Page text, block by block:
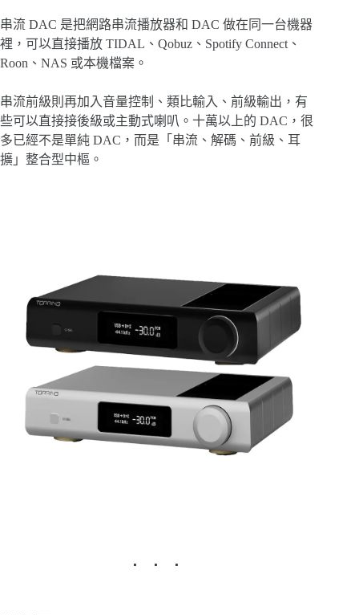
串流 DAC 是把網路串流播放器和 DAC 做在同一台機器
裡，可以直接播放 TIDAL、Qobuz、Spotify Connect、
Roon、NAS 或本機檔案。
串流前級則再加入音量控制、類比輸入、前級輸出，有
些可以直接接後級或主動式喇叭。十萬以上的 DAC，很
多已經不是單純 DAC，而是「串流、解碼、前級、耳
擴」整合型中樞。